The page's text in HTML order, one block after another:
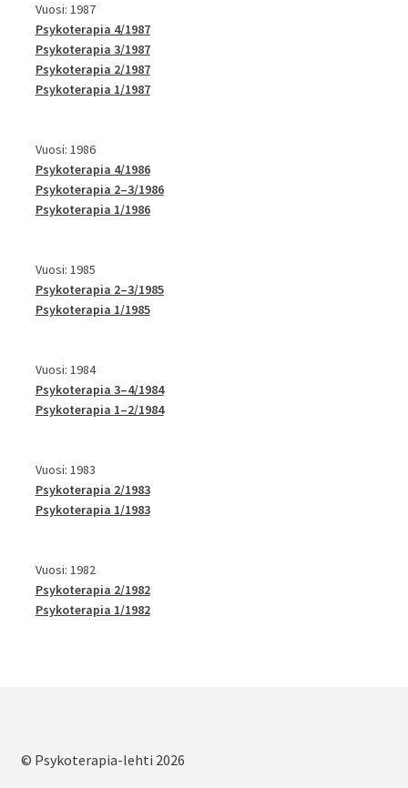
Vuosi: 1987
Psykoterapia 4/1987
Psykoterapia 3/1987
Psykoterapia 2/1987
Psykoterapia 1/1987
Vuosi: 1986
Psykoterapia 4/1986
Psykoterapia 2–3/1986
Psykoterapia 1/1986
Vuosi: 1985
Psykoterapia 2–3/1985
Psykoterapia 1/1985
Vuosi: 1984
Psykoterapia 3–4/1984
Psykoterapia 1–2/1984
Vuosi: 1983
Psykoterapia 2/1983
Psykoterapia 1/1983
Vuosi: 1982
Psykoterapia 2/1982
Psykoterapia 1/1982
© Psykoterapia-lehti 2026